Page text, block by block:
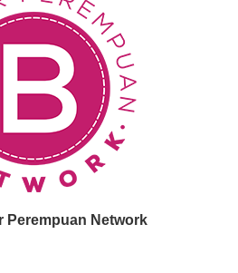
Perempuan Network